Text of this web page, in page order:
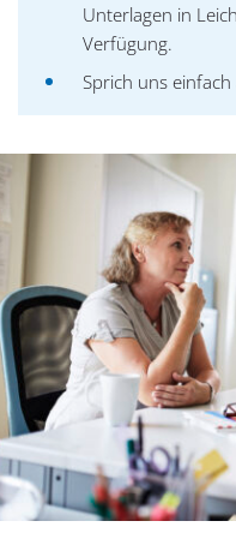
Unterlagen in
Verfügung.
Sprich uns